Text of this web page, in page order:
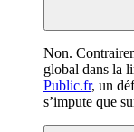
Non.
global dans la
Public.fr, un
s’impute que